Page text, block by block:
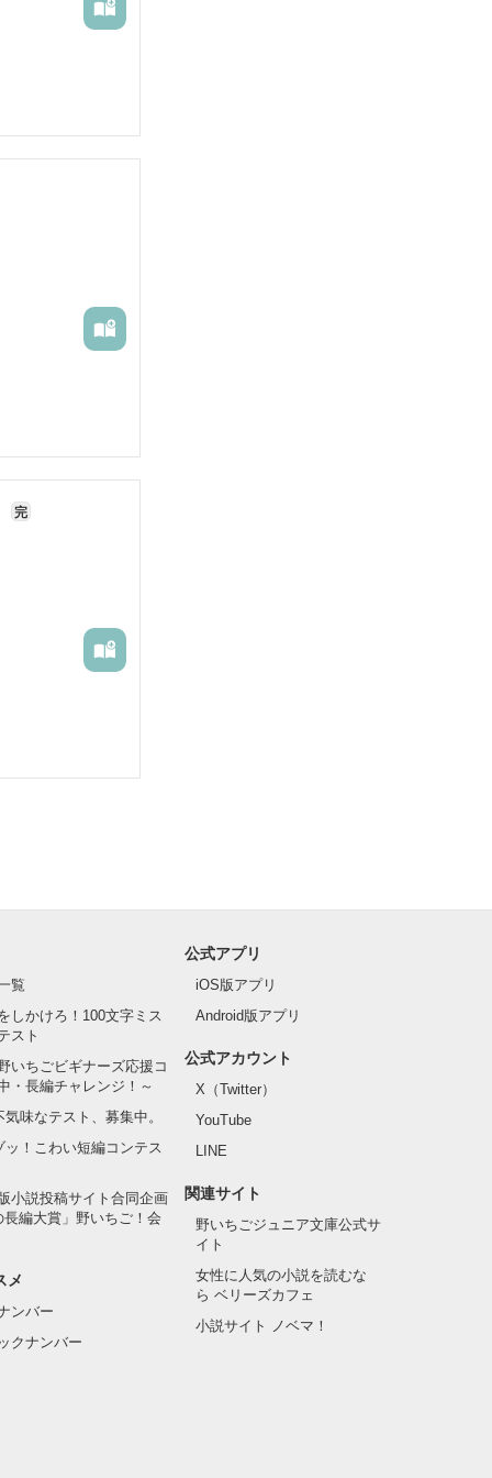
完
覧
しかけろ！100文字ミス
スト
いちごビギナーズ応援コ
・長編チャレンジ！～
味なテスト、募集中。
ッ！こわい短編コンテス
小説投稿サイト合同企画
長編大賞」野いちご！会
メ
ンバー
クナンバー
公式アプリ
iOS版アプリ
Android版アプリ
公式アカウント
X（Twitter）
YouTube
LINE
関連サイト
野いちごジュニア文庫公式サ
イト
女性に人気の小説を読むな
ら ベリーズカフェ
小説サイト ノベマ！